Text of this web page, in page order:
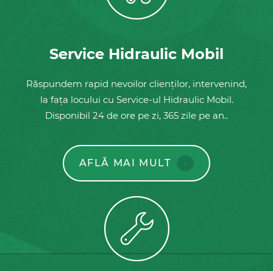
Service Hidraulic Mobil
Răspundem rapid nevoilor clienților, intervenind,
la fața locului cu Service-ul Hidraulic Mobil.
Disponibil 24 de ore pe zi, 365 zile pe an..
AFLĂ MAI MULT